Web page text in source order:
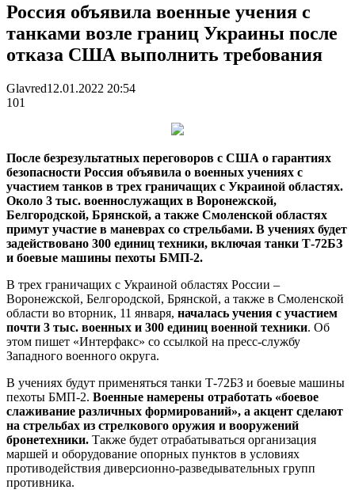
Россия объявила военные учения с
танками возле границ Украины после
отказа США выполнить требования
Glavred12.01.2022 20:54
101
После безрезультатных переговоров с США о гарантиях
безопасности Россия объявила о военных учениях с
участием танков в трех граничащих с Украиной областях.
Около 3 тыс. военнослужащих в Воронежской,
Белгородской, Брянской, а также Смоленской областях
примут участие в маневрах со стрельбами. В учениях будет
задействовано 300 единиц техники, включая танки Т-72БЗ
и боевые машины пехоты БМП-2.
В трех граничащих с Украиной областях России –
Воронежской, Белгородской, Брянской, а также в Смоленской
области во вторник, 11 января, началась учения с участием
почти 3 тыс. военных и 300 единиц военной техники. Об
этом пишет «Интерфакс» со ссылкой на пресс-службу
Западного военного округа.
В учениях будут применяться танки Т-72БЗ и боевые машины
пехоты БМП-2. Военные намерены отработать «боевое
слаживание различных формирований», а акцент сделают
на стрельбах из стрелкового оружия и вооружений
бронетехники. Также будет отрабатываться организация
маршей и оборудование опорных пунктов в условиях
противодействия диверсионно-разведывательных групп
противника.